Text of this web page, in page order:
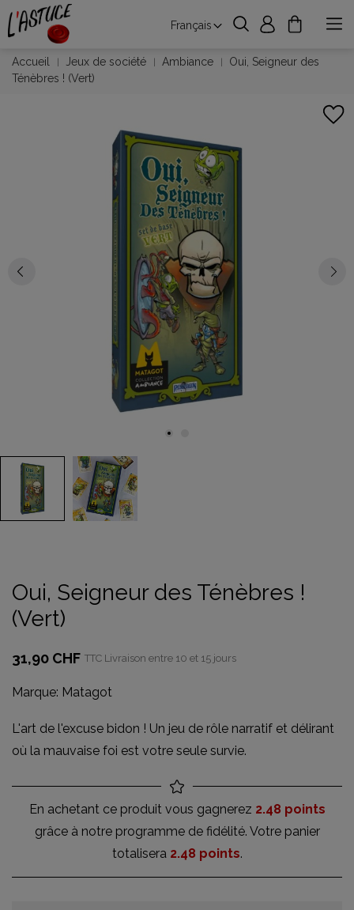
Français
Accueil Jeux de société Ambiance
Oui, Seigneur des
Ténèbres ! (Vert)
Oui, Seigneur des Ténèbres !
(Vert)
31,90 CHF TTC Livraison entre 10 et 15 jours
Marque: Matagot
L'art de l'excuse bidon ! Un jeu de rôle narratif et délirant
où la mauvaise foi est votre seule survie.
En achetant ce produit vous gagnerez 2.48 points
grâce à notre programme de fidélité. Votre panier
totalisera 2.48 points.